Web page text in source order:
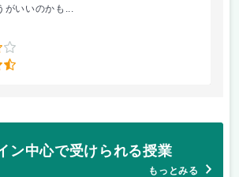
がいいのかも...
ン中心で受けられる授業
もっとみる